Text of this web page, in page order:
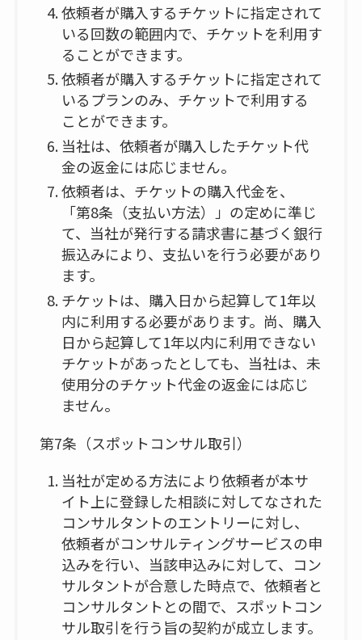
依頼者が購入するチケットに指定されて
いる回数の範囲内で、チケットを利用す
ることができます。
依頼者が購入するチケットに指定されて
いるプランのみ、チケットで利用する
ことができます。
当社は、依頼者が購入したチケット代
金の返金には応じません。
依頼者は、チケットの購入代金を、
「第8条（支払い方法）」の定めに準じ
て、当社が発行する請求書に基づく銀行
振込みにより、支払いを行う必要があり
ます。
チケットは、購入日から起算して1年以
内に利用する必要があります。尚、購入
日から起算して1年以内に利用できない
チケットがあったとしても、当社は、未
使用分のチケット代金の返金には応じ
ません。
第7条（スポットコンサル取引）
当社が定める方法により依頼者が本サ
イト上に登録した相談に対してなされた
コンサルタントのエントリーに対し、
依頼者がコンサルティングサービスの申
込みを行い、当該申込みに対して、コン
サルタントが合意した時点で、依頼者と
コンサルタントとの間で、スポットコン
サル取引を行う旨の契約が成立します。